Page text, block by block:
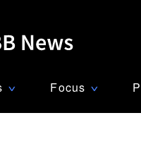
∨ Focus ∨